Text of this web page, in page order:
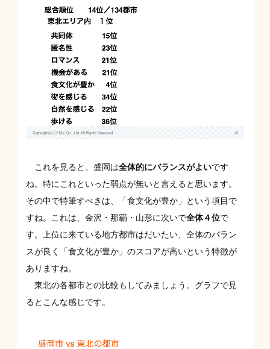
これを見ると、盛岡は全体的にバランスがよいです
ね。特にこれといった弱点が無いと言えると思います。
その中で特筆すべきは、「食文化が豊か」という項目で
すね。これは、金沢・那覇・山形に次いで全体４位で
す。上位に来ている地方都市はだいたい、全体のバラン
スが良く「食文化が豊か」のスコアが高いという特徴が
ありますね。
東北の各都市との比較もしてみましょう。グラフで見
るとこんな感じです。